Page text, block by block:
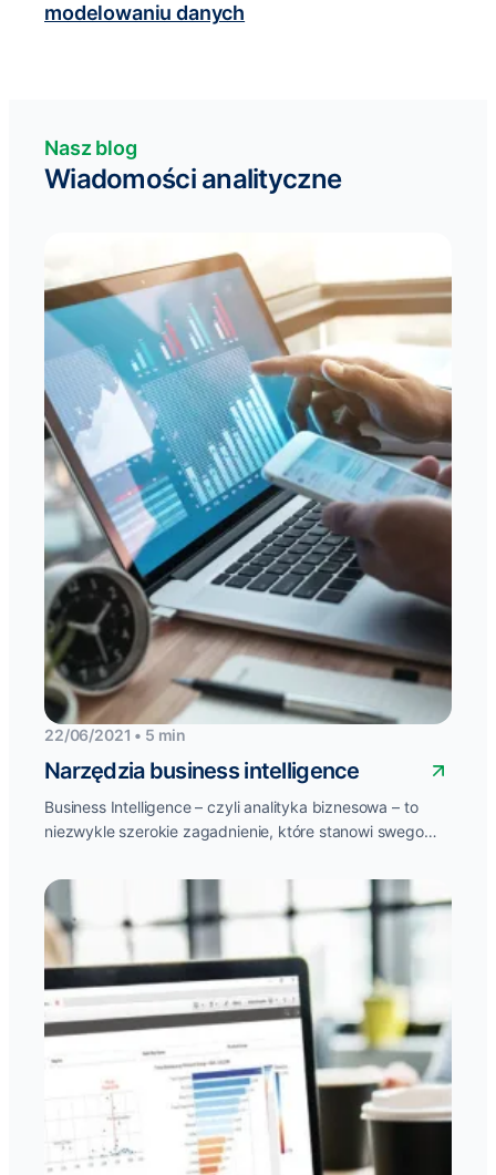
modelowaniu danych
Nasz blog
Wiadomości analityczne
22/06/2021 • 5 min
Narzędzia business intelligence
Business Intelligence – czyli analityka biznesowa – to
niezwykle szerokie zagadnienie, które stanowi swego
wiedzy...